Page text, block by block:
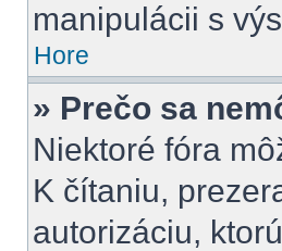
manipulácii s
Hore
» Prečo sa
Niektoré fóra
K čítaniu,
autorizáciu,